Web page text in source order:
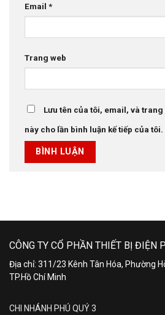
Email *
Trang web
Lưu tên của tôi, email, và
này cho lần bình luận kế tiếp của tôi.
CÔNG TY CỔ PHẦN THIẾT BỊ ĐIỆN
Địa chỉ: 311/23 Kênh Tân Hóa, Phường
TP.Hồ Chí Minh
CHI NHÁNH PHÚ QUÝ 3